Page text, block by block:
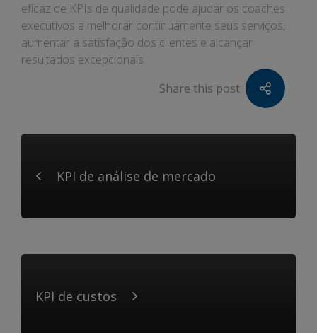
eficaz de KPIs de qualidade pode ajudar os coaches
executivos a melhorar continuamente seus serviços,
aumentar a satisfação dos clientes e alcançar
resultados excepcionais.
Share this post
KPI de análise de mercado
KPI de custos